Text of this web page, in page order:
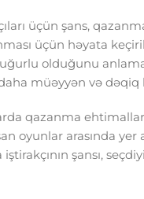
üçün şans,
üçün həyata
olduğunu
müəyyən və
qazanma
oyunlar arasında
şansı,